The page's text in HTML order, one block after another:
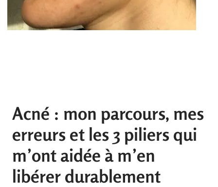
Acné : mon parcours, mes
erreurs et les 3 piliers qui
m’ont aidée à m’en
libérer durablement